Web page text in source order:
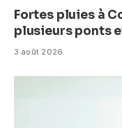
Fortes pluies à
plusieurs ponts
3 août 2026